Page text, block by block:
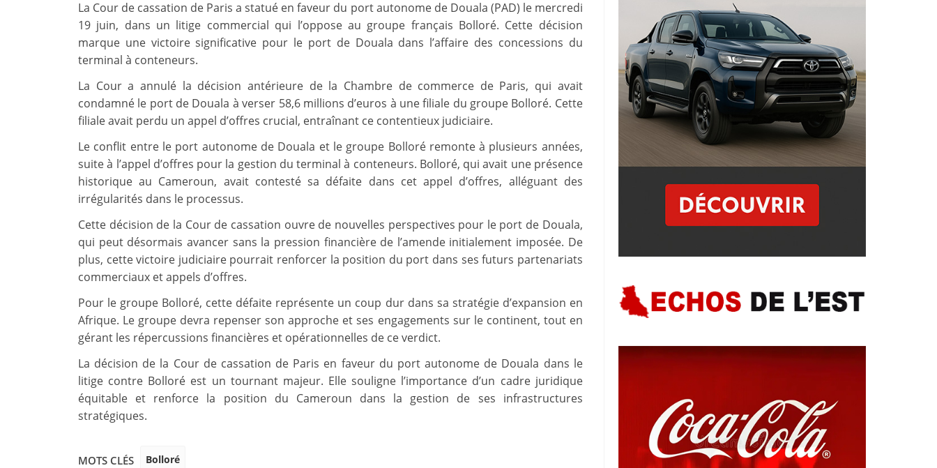
La Cour de cassation de Paris a statué en faveur du port autonome de Douala (PAD) le mercredi
19 juin, dans un litige commercial qui l’oppose au groupe français Bolloré. Cette décision
marque une victoire significative pour le port de Douala dans l’affaire des concessions du
terminal à conteneurs.
La Cour a annulé la décision antérieure de la Chambre de commerce de Paris, qui avait
condamné le port de Douala à verser 58,6 millions d’euros à une filiale du groupe Bolloré. Cette
filiale avait perdu un appel d’offres crucial, entraînant ce contentieux judiciaire.
Le conflit entre le port autonome de Douala et le groupe Bolloré remonte à plusieurs années,
suite à l’appel d’offres pour la gestion du terminal à conteneurs. Bolloré, qui avait une présence
historique au Cameroun, avait contesté sa défaite dans cet appel d’offres, alléguant des
irrégularités dans le processus.
Cette décision de la Cour de cassation ouvre de nouvelles perspectives pour le port de Douala,
qui peut désormais avancer sans la pression financière de l’amende initialement imposée. De
plus, cette victoire judiciaire pourrait renforcer la position du port dans ses futurs partenariats
commerciaux et appels d’offres.
Pour le groupe Bolloré, cette défaite représente un coup dur dans sa stratégie d’expansion en
Afrique. Le groupe devra repenser son approche et ses engagements sur le continent, tout en
gérant les répercussions financières et opérationnelles de ce verdict.
La décision de la Cour de cassation de Paris en faveur du port autonome de Douala dans le
litige contre Bolloré est un tournant majeur. Elle souligne l’importance d’un cadre juridique
équitable et renforce la position du Cameroun dans la gestion de ses infrastructures
stratégiques.
MOTS CLÉS Bolloré